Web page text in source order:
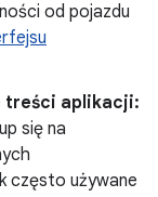
od pojazdu
treści aplikacji:
się na
często używane